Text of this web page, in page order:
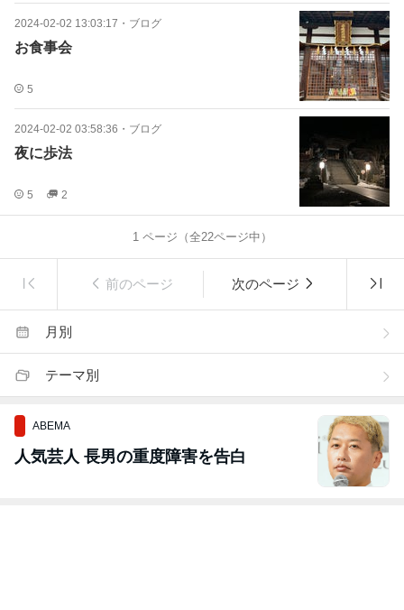
2024-02-02 13:03:17 ・ ブログ
お食事会
5
2024-02-02 03:58:36 ・ ブログ
夜に歩法
5 2
1ページ（全22ページ中）
前のページ 次のページ
月別
テーマ別
ABEMA
人気芸人 長男の重度障害を告白